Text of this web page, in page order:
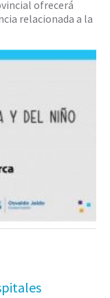
ofrecerá
relacionada a la